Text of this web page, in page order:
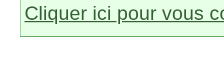
Cliquer ici pour vous